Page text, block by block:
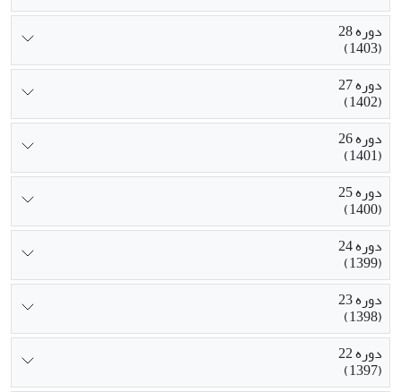
دوره 28
(1403)
دوره 27
(1402)
دوره 26
(1401)
دوره 25
(1400)
دوره 24
(1399)
دوره 23
(1398)
دوره 22
(1397)